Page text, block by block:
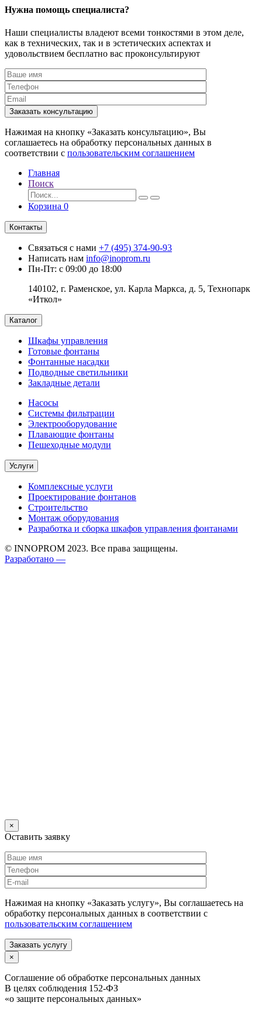
Нужна помощь специалиста?
Наши специалисты владеют всеми тонкостями в этом деле,
как в технических, так и в эстетических аспектах и
удовольствием бесплатно вас проконсультируют
Заказать консультацию
Нажимая на кнопку «Заказать консультацию», Вы
соглашаетесь на обработку персональных данных в
соответствии с пользовательским соглашением
Главная
Поиск
Корзина 0
Контакты
Связаться с нами +7 (495) 374-90-93
Написать нам info@inoprom.ru
Пн-Пт: с 09:00 до 18:00
140102, г. Раменское, ул. Карла Маркса, д. 5, Технопарк
«Иткол»
Каталог
Шкафы управления
Готовые фонтаны
Фонтанные насадки
Подводные светильники
Закладные детали
Насосы
Системы фильтрации
Электрооборудование
Плавающие фонтаны
Пешеходные модули
Услуги
Комплексные услуги
Проектирование фонтанов
Строительство
Монтаж оборудования
Разработка и сборка шкафов управления фонтанами
© INNOPROM 2023. Все права защищены.
Разработано —
×
Оставить заявку
Нажимая на кнопку «Заказать услугу», Вы соглашаетесь на
обработку персональных данных в соответствии с
пользовательским соглашением
Заказать услугу
×
Соглашение об обработке персональных данных
В целях соблюдения 152-ФЗ
«о защите персональных данных»